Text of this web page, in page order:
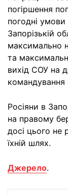
погіршення
погодні умови
Запорізькій
максимально
та
вихід СОУ на
Росіяни в
на правому
досі цього не
їхній шлях.
Джерело.